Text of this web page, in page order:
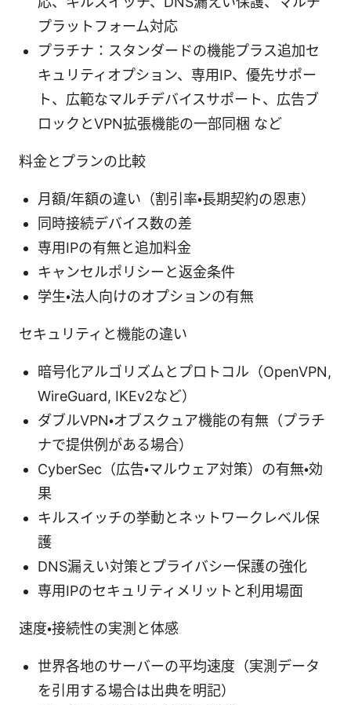
プラットフォーム対応
プラチナ：スタンダードの機能プラス追加セ
キュリティオプション、専用IP、優先サポー
ト、広範なマルチデバイスサポート、広告ブ
ロックとVPN拡張機能の一部同梱 など
料金とプランの比較
月額/年額の違い（割引率・長期契約の恩恵）
同時接続デバイス数の差
専用IPの有無と追加料金
キャンセルポリシーと返金条件
学生・法人向けのオプションの有無
セキュリティと機能の違い
暗号化アルゴリズムとプロトコル（OpenVPN,
WireGuard, IKEv2など）
ダブルVPN・オブスクュア機能の有無（プラチ
ナで提供例がある場合）
CyberSec（広告・マルウェア対策）の有無・効
果
キルスイッチの挙動とネットワークレベル保
護
DNS漏えい対策とプライバシー保護の強化
専用IPのセキュリティメリットと利用場面
速度・接続性の実測と体感
世界各地のサーバーの平均速度（実測データ
を引用する場合は出典を明記）